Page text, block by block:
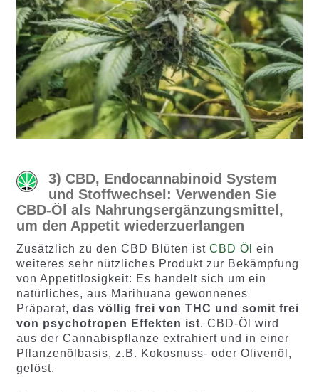
3) CBD, Endocannabinoid System
und Stoffwechsel: Verwenden Sie
CBD-Öl als Nahrungsergänzungsmittel,
um den Appetit wiederzuerlangen
Zusätzlich zu den CBD Blüten ist CBD Öl
ein
weiteres sehr nützliches Produkt zur Bekämpfung
von Appetitlosigkeit: Es handelt sich um ein
natürliches, aus Marihuana gewonnenes
Präparat, das völlig frei von THC und somit frei
von psychotropen Effekten ist. CBD-Öl wird
aus der Cannabispflanze extrahiert und in einer
Pflanzenölbasis, z.B. Kokosnuss- oder Olivenöl,
gelöst.